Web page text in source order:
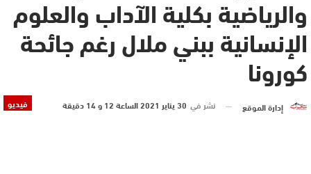
والرياضية بكلية الآداب والعلوم
الإنسانية ببني ملال رغم جائحة
كورونا
فيديو إدارة الموقع نشر في 30 يناير 2021 الساعة 12 و 14 دقيقة